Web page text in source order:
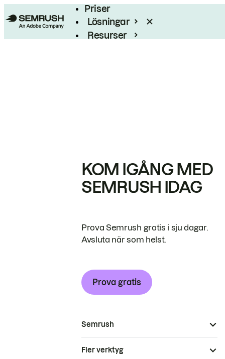
Priser
Lösningar
Resurser
KOM IGÅNG MED
SEMRUSH IDAG
Prova Semrush gratis i sju dagar.
Avsluta när som helst.
Prova gratis
Semrush
Fler verktyg